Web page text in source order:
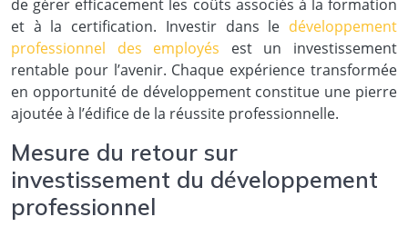
de gérer efficacement les coûts associés à la formation
et à la certification. Investir dans le développement
professionnel des employés est un investissement
rentable pour l’avenir. Chaque expérience transformée
en opportunité de développement constitue une pierre
ajoutée à l’édifice de la réussite professionnelle.
Mesure du retour sur
investissement du développement
professionnel